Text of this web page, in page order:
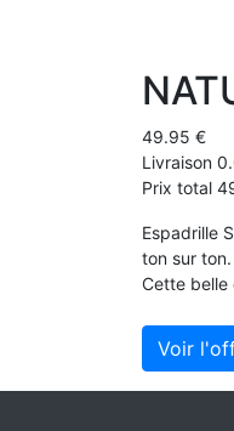
49.95 €
Livraison
Prix total
Espadrille
ton sur
Cette belle
Voir